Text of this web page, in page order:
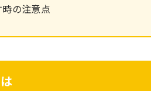
の注意点